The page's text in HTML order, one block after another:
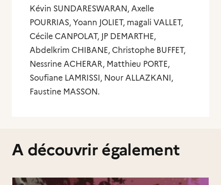
Kévin SUNDARESWARAN, Axelle
POURRIAS, Yoann JOLIET, magali VALLET,
Cécile CANPOLAT, JP DEMARTHE,
Abdelkrim CHIBANE, Christophe BUFFET,
Nessrine ACHERAR, Matthieu PORTE,
Soufiane LAMRISSI, Nour ALLAZKANI,
Faustine MASSON.
A découvrir également